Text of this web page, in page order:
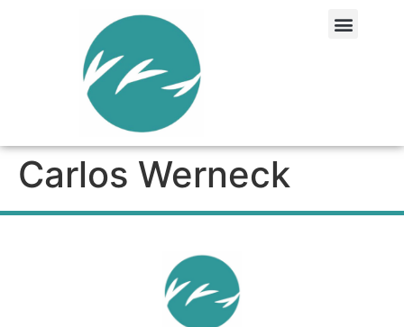
Carlos Werneck